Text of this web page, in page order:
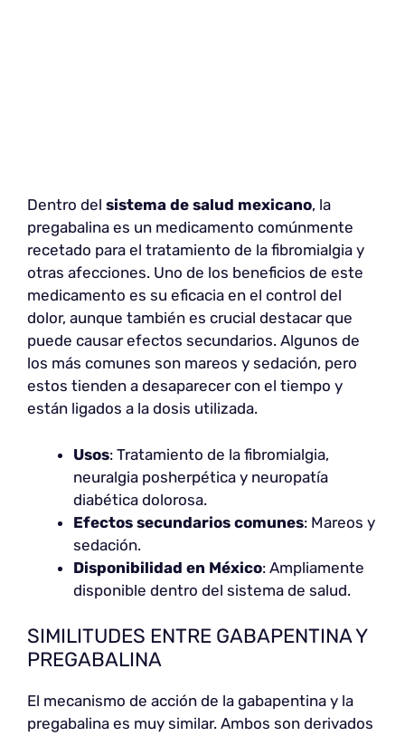
Dentro del sistema de salud mexicano, la
pregabalina es un medicamento comúnmente
recetado para el tratamiento de la fibromialgia y
otras afecciones. Uno de los beneficios de este
medicamento es su eficacia en el control del
dolor, aunque también es crucial destacar que
puede causar efectos secundarios. Algunos de
los más comunes son mareos y sedación, pero
estos tienden a desaparecer con el tiempo y
están ligados a la dosis utilizada.
Usos: Tratamiento de la fibromialgia,
neuralgia posherpética y neuropatía
diabética dolorosa.
Efectos secundarios comunes: Mareos y
sedación.
Disponibilidad en México: Ampliamente
disponible dentro del sistema de salud.
SIMILITUDES ENTRE GABAPENTINA Y
PREGABALINA
El mecanismo de acción de la gabapentina y la
pregabalina es muy similar. Ambos son derivados